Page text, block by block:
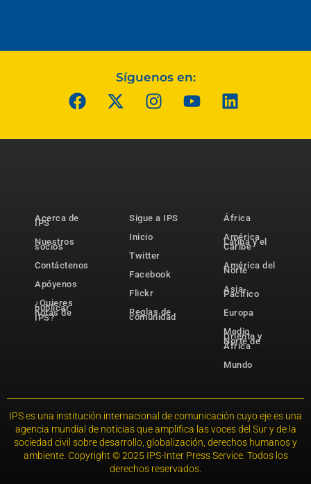
Síguenos en:
Acerca de
IPS
Nuestros
socios
Contáctenos
Apóyenos
¿Quieres
publicar
notas de
IPS?
Sigue a IPS
Inicio
Twitter
Facebook
Flickr
Reglas de
comunidad
África
América
Latina y el
Caribe
América del
Norte
Asia-
Pacífico
Europa
Medio
Oriente y
Norte de
África
Mundo
IPS es una institución internacional de comunicación cuyo eje es una
agencia mundial de noticias que amplifica las voces del Sur y de la
sociedad civil sobre desarrollo, globalización, derechos humanos y
ambiente. Copyright © 2025 IPS-Inter Press Service. Todos los
derechos reservados.